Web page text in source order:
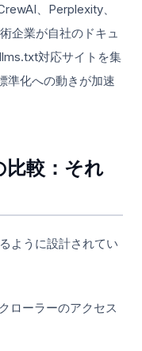
、Perplexity、
企業が自社のドキュ
対応サイトを集
準化への動きが加速
較：それ
ように設計されてい
ローラーのアクセス